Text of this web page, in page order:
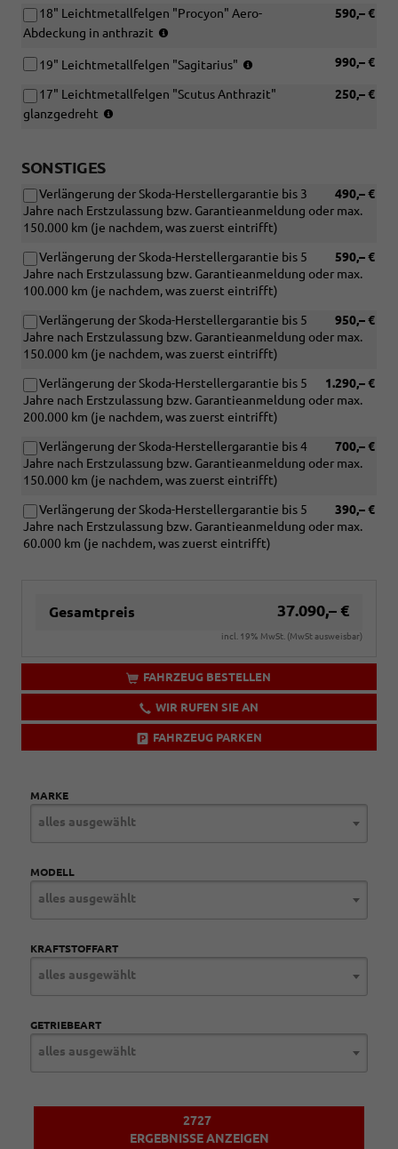
R18
(4x2),
R18
590,– €
18" Leichtmetallfelgen "Procyon" Aero-
Abdeckung in anthrazit
R18
225/50
990,– €
19" Leichtmetallfelgen "Sagitarius"
R19
250,– €
17" Leichtmetallfelgen "Scutus Anthrazit"
glanzgedreht
R17
(4x4)
SONSTIGES
490,– €
Verlängerung der Skoda-Herstellergarantie bis 3
Jahre nach Erstzulassung bzw. Garantieanmeldung oder max.
150.000 km (je nachdem, was zuerst eintrifft)
590,– €
Verlängerung der Skoda-Herstellergarantie bis 5
Jahre nach Erstzulassung bzw. Garantieanmeldung oder max.
100.000 km (je nachdem, was zuerst eintrifft)
950,– €
Verlängerung der Skoda-Herstellergarantie bis 5
Jahre nach Erstzulassung bzw. Garantieanmeldung oder max.
150.000 km (je nachdem, was zuerst eintrifft)
1.290,– €
Verlängerung der Skoda-Herstellergarantie bis 5
Jahre nach Erstzulassung bzw. Garantieanmeldung oder max.
200.000 km (je nachdem, was zuerst eintrifft)
700,– €
Verlängerung der Skoda-Herstellergarantie bis 4
Jahre nach Erstzulassung bzw. Garantieanmeldung oder max.
150.000 km (je nachdem, was zuerst eintrifft)
390,– €
Verlängerung der Skoda-Herstellergarantie bis 5
Jahre nach Erstzulassung bzw. Garantieanmeldung oder max.
60.000 km (je nachdem, was zuerst eintrifft)
Gesamtpreis 37.090,– €
incl. 19% MwSt. (MwSt ausweisbar)
FAHRZEUG BESTELLEN
WIR RUFEN SIE AN
FAHRZEUG PARKEN
MARKE
alles ausgewählt
MODELL
alles ausgewählt
KRAFTSTOFFART
alles ausgewählt
GETRIEBEART
alles ausgewählt
2727
ERGEBNISSE ANZEIGEN